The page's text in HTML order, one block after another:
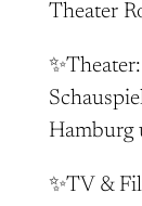
Theater
Hamburg
✨TV &